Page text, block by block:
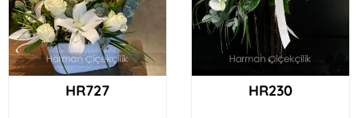
HR727 HR230